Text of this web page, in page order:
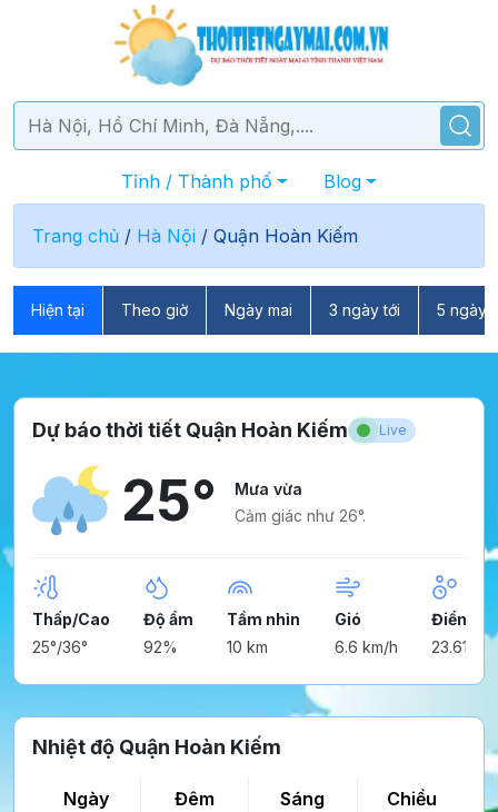
Tỉnh / Thành phố Blog
Trang chủ / Hà Nội / Quận Hoàn Kiếm
Hiện tại Theo giờ Ngày mai 3 ngày tới 5 ngày
Dự báo thời tiết Quận Hoàn Kiếm Live
25°
Mưa vừa
Cảm giác như 26°.
Thấp/Cao
25°/36°
Độ ẩm
92%
Tầm nhìn
10 km
Gió
6.6 km/h
Điểm
23.61°
Nhiệt độ Quận Hoàn Kiếm
Ngày Đêm Sáng Chiều